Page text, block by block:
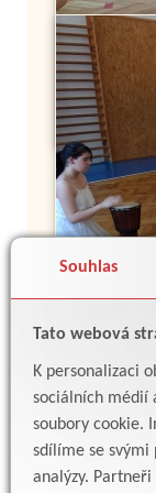
Souhlas
Tato webová
K personalizaci
sociálních médií
soubory cookie.
sdílíme se
analýzy.